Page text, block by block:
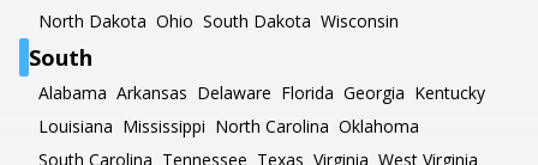
North Dakota Ohio South Dakota Wisconsin
South
Alabama Arkansas Delaware Florida Georgia Kentucky
Louisiana Mississippi North Carolina Oklahoma
South Carolina Tennessee Texas Virginia West Virginia